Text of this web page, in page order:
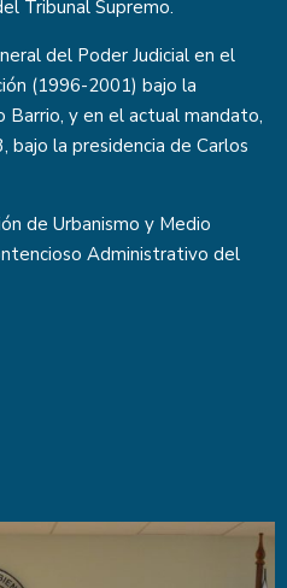
Tribunal Supremo.
del Poder Judicial en el
(1996-2001) bajo la
Barrio, y en el actual mandato,
bajo la presidencia de Carlos
de Urbanismo y Medio
Administrativo del